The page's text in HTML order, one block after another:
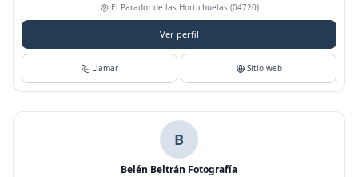
El Parador de las Hortichuelas(04720)
Ver perfil
Llamar Sitio web
B
Belén Beltrán Fotografía